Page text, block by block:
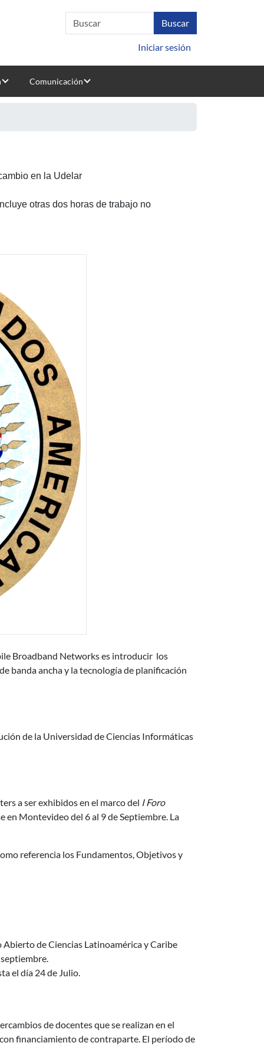
Iniciar sesión
Comunicación
hispanonohablantes
en la Udelar
otras dos horas de trabajo no
Networks
Broadband Networks es introducir los
de banda anchay la tecnologíade planificación
Cuba
de la Universidad de Ciencias Informáticas
Ciencias Latinoamérica y Caribe CILAC
a ser exhibidos en el marco del I Foro
en Montevideo del 6 al 9 de Septiembre. La
referencia los Fundamentos, Objetivos y
posters
de Ciencias Latinoamérica y Caribe
el día 24 de Julio.
2016
de docentes que se realizan en el
financiamiento de contraparte. El período de